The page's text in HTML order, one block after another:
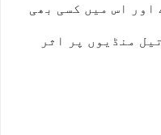
اور اس میں کسی بھی
منڈیوں پر اثر